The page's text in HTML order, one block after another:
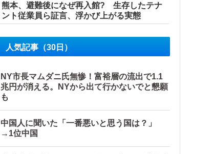
熊本、避難後になぜ再入館? 生存したテナ
ント従業員ら証言、浮かび上がる実態
人気記事（30日）
NY市長マムダニ氏無惨！富裕層の流出で1.1
兆円が消える。NYから出て行かないでと懇願
も
中国人に聞いた「一番悪いと思う国は？」
→1位中国